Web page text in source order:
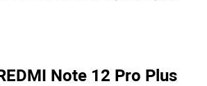
Note 12 Pro Plus